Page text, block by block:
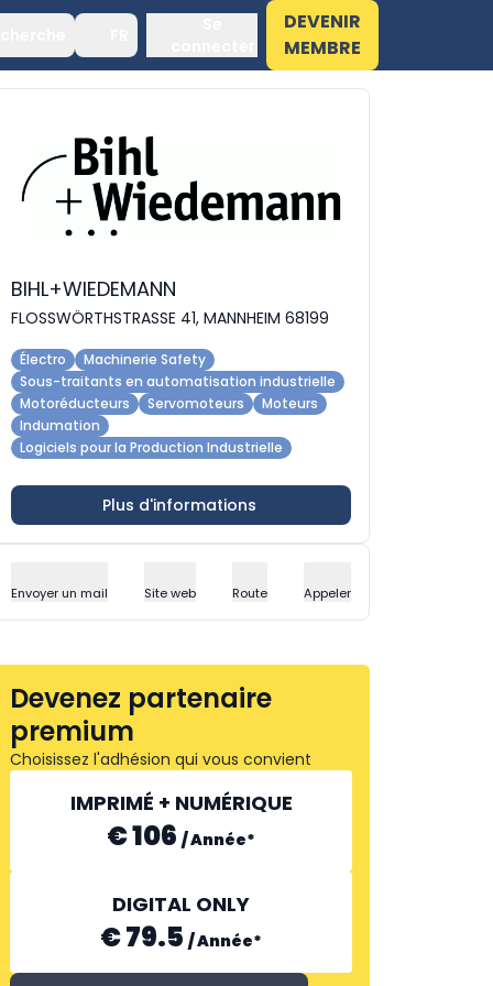
DEVENIR
MEMBRE
BIHL+WIEDEMANN
FLOSSWÖRTHSTRASSE 41, MANNHEIM 68199
Électro
Machinerie Safety
Sous-traitants en automatisation industrielle
Motoréducteurs
Servomoteurs
Moteurs
Indumation
Logiciels pour la Production Industrielle
Plus d'informations
Envoyer un mail Site web Route Appeler
Devenez partenaire
premium
Choisissez l'adhésion qui vous convient
IMPRIMÉ + NUMÉRIQUE
€ 106 /Année*
DIGITAL ONLY
€ 79.5 /Année*